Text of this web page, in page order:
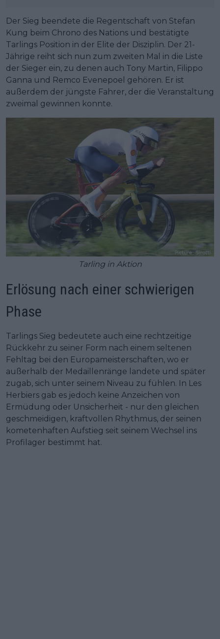
Der Sieg beendete die Regentschaft von Stefan
Kung beim Chrono des Nations und bestätigte
Tarlings Position in der Elite der Disziplin. Der 21-
Jährige reiht sich nun zum zweiten Mal in die Liste
der Sieger ein, zu denen auch Tony Martin, Filippo
Ganna und Remco Evenepoel gehören. Er ist
außerdem der jüngste Fahrer, der die Veranstaltung
zweimal gewinnen konnte.
Tarling in Aktion
Erlösung nach einer schwierigen
Phase
Tarlings Sieg bedeutete auch eine rechtzeitige
Rückkehr zu seiner Form nach einem seltenen
Fehltag bei den Europameisterschaften, wo er
außerhalb der Medaillenränge landete und später
zugab, sich unter seinem Niveau zu fühlen. In Les
Herbiers gab es jedoch keine Anzeichen von
Ermüdung oder Unsicherheit - nur den gleichen
geschmeidigen, kraftvollen Rhythmus, der seinen
kometenhaften Aufstieg seit seinem Wechsel ins
Profilager bestimmt hat.